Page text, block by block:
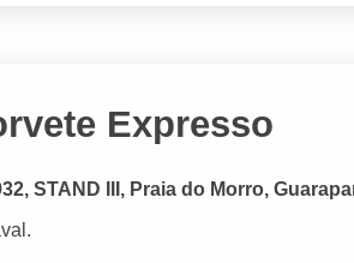
Expresso
STAND III, Praia do Morro,